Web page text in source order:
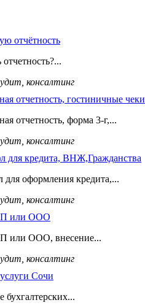
отчётность
консалтинг
отчетность, гостиничные чеки
отчетность, форма 3-г,...
консалтинг
для кредита, ВНЖ,Гражданства
оформления кредита,...
консалтинг
или ООО
или ООО, внесение...
консалтинг
Сочи
бухгалтерских...